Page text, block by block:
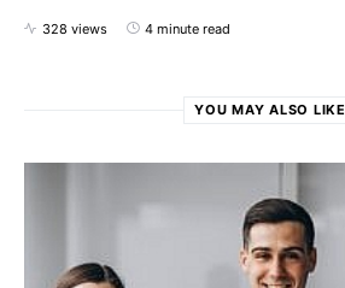
328 views 4 minute read
YOU MAY ALSO LIKE